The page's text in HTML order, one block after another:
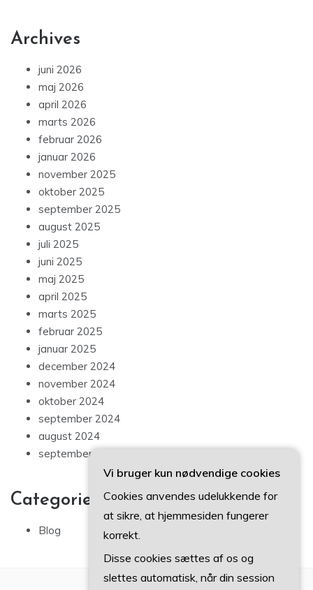
Archives
juni 2026
maj 2026
april 2026
marts 2026
februar 2026
januar 2026
november 2025
oktober 2025
september 2025
august 2025
juli 2025
juni 2025
maj 2025
april 2025
marts 2025
februar 2025
januar 2025
december 2024
november 2024
oktober 2024
september 2024
august 2024
september 2023
Categories
Blog
Vi bruger kun nødvendige cookies
Cookies anvendes udelukkende for
at sikre, at hjemmesiden fungerer
korrekt.
Disse cookies sættes af os og
slettes automatisk, når din session